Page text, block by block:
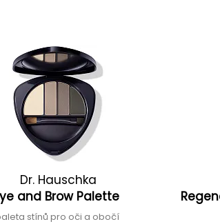
Dr. Hauschka
and Brow Palette
stínů pro oči a obočí